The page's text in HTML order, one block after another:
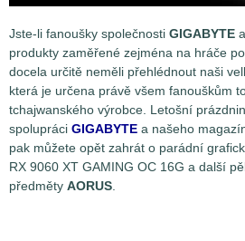
Jste-li fanoušky společnosti GIGABYTE
produkty zaměřené zejména na hráče
docela určitě neměli přehlédnout naši
která je určena právě všem fanouškům
tchajwanského výrobce. Letošní
spolupráci GIGABYTE a našeho
pak můžete opět zahrát o parádní
RX 9060 XT GAMING OC 16G a další
předměty AORUS.